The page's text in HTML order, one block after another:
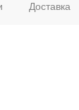
Доставка